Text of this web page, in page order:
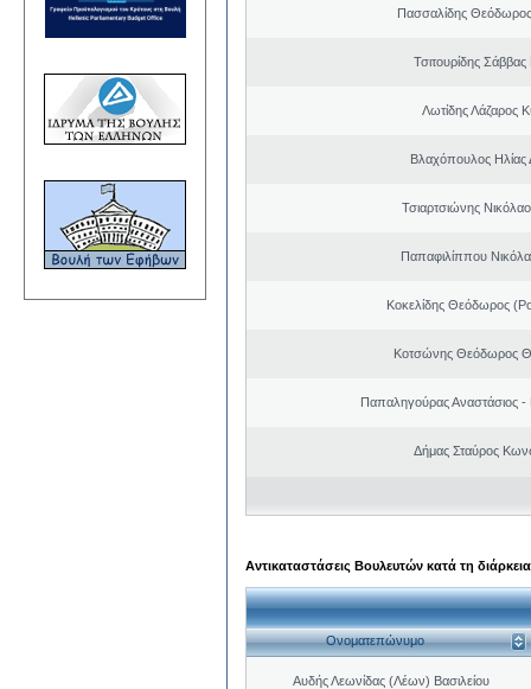
Πασσαλίδης
Τσιτουρίδης Σάββας
Λωτίδης Λάζαρος
Βλαχόπουλος Ηλίας
Τσιαρτσιώνης
Παπαφιλίππου
Κοκελίδης Θεόδωρος
Κοτσώνης Θεόδωρος
Παπαληγούρας Αναστάσιος -
Δήμας Σταύρος
Αντικαταστάσεις Βουλευτών κατά τη
Ονοματεπώνυμο
Αυδής Λεωνίδας (Λέων) Βασιλείου